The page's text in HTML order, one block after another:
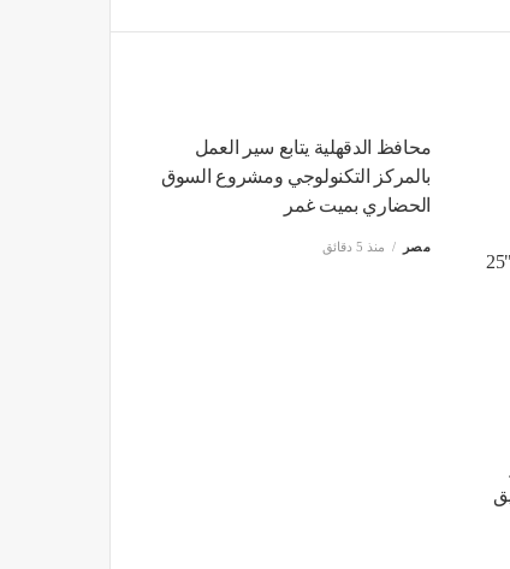
موعد أذان المغرب اليوم السبت "25
محافظ الدقهلية يتابع سير العمل
بالمركز التكنولوجي ومشروع السوق
الحضاري بميت غمر
مصر منذ 5 دقائق